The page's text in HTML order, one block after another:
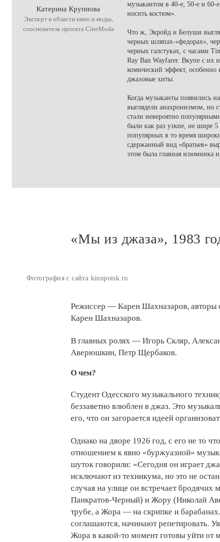
Катерина Крупнова
Эксперт в области кино и моды,
сооснователь проекта CineModa
музыкантом в 40-е, 50-е и 60-
носить костюм».
Что ж, Экройд и Белуши
черных шляпах-«федорах»,
черных галстуках, с часами
Ray Ban Wayfarer. Вкупе с их
комический эффект,
джазовые хиты.
Когда музыканты появились
выглядели анахронизмом, но
стали невероятно
были как раз узкие, не шире 5
популярных в то время
сдержанный вид «братьев»
этом была главная изюминка
«Мы из джаза», 1983
Фотография с сайта kinopoisk.ru
Режиссер — Карен Шахназаров, авторы
Карен Шахназаров.
В главных ролях — Игорь Скляр,
Аверюшкин, Петр Щербаков.
О чем?
Студент Одесского музыкального
беззаветно влюблен в джаз. Это
его, что он загорается идеей
Однако на дворе 1926 год, с его не то
отношением к явно «буржуазной»
шуток говорили: «Сегодня он играет
исключают из техникума, но это не
случая на улице он встречает
Панкратов-Черный) и Жору (Николай
трубе, а Жора — на скрипке и
соглашаются, начинают репетировать.
Жора в какой-то момент готовы уйти от